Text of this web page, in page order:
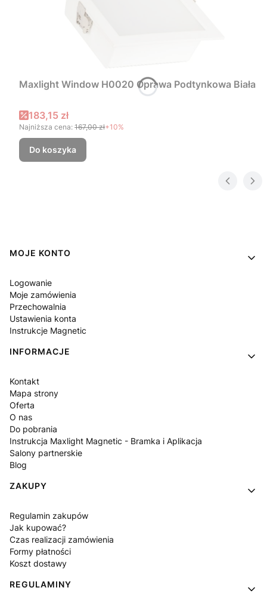
Maxlight Window H0020 Oprawa Podtynkowa Biała
Cena promocyjna
183,15 zł
Najniższa cena: 167,00 zł+10%
Do koszyka
Linki w stopce
MOJE KONTO
Logowanie
Moje zamówienia
Przechowalnia
Ustawienia konta
Instrukcje Magnetic
INFORMACJE
Kontakt
Mapa strony
Oferta
O nas
Do pobrania
Instrukcja Maxlight Magnetic - Bramka i Aplikacja
Salony partnerskie
Blog
ZAKUPY
Regulamin zakupów
Jak kupować?
Czas realizacji zamówienia
Formy płatności
Koszt dostawy
REGULAMINY